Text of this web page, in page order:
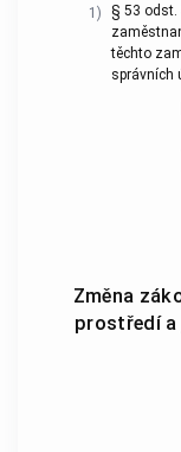
1)
§ 53 odst.
těchto
správních
Změna
prostředí a